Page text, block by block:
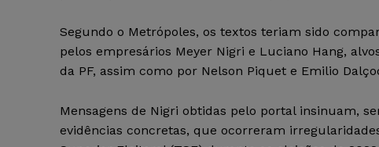
Segundo o Metrópoles, os textos teriam sido
pelos empresários Meyer Nigri e Luciano Hang,
da PF, assim como por Nelson Piquet e Emilio
Mensagens de Nigri obtidas pelo portal insinuam,
evidências concretas, que ocorreram